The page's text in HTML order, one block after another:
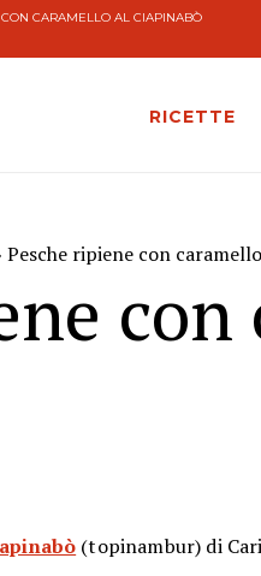
CARAMELLO AL CIAPINABÒ
RICETTE
Pesche ripiene con
(topinambur) di